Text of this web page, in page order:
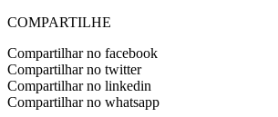
COMPARTILHE
Compartilhar no facebook
Compartilhar no twitter
Compartilhar no linkedin
Compartilhar no whatsapp